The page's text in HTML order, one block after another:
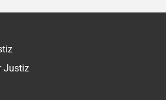
Justiz